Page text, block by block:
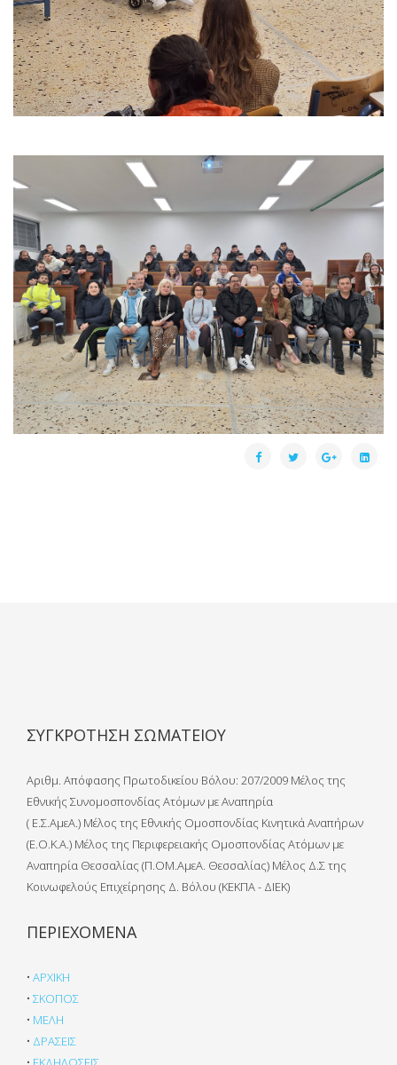
ΣΥΓΚΡΟΤΗΣΗ ΣΩΜΑΤΕΙΟΥ
Αριθμ. Απόφασης Πρωτοδικείου Βόλου: 207/2009 Μέλος της
Εθνικής Συνομοσπονδίας Ατόμων με Αναπηρία
( Ε.Σ.ΑμεΑ.) Μέλος της Εθνικής Ομοσπονδίας Κινητικά Αναπήρων
(Ε.Ο.Κ.Α.) Μέλος της Περιφερειακής Ομοσπονδίας Ατόμων με
Αναπηρία Θεσσαλίας (Π.ΟΜ.ΑμεΑ. Θεσσαλίας) Μέλος Δ.Σ της
Κοινωφελούς Επιχείρησης Δ. Βόλου (ΚΕΚΠΑ - ΔΙΕΚ)
ΠΕΡΙΕΧΟΜΕΝΑ
• ΑΡΧΙΚΗ
• ΣΚΟΠΟΣ
• ΜΕΛΗ
• ΔΡΑΣΕΙΣ